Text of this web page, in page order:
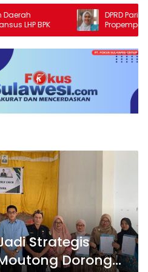
BPK
DPRD Parigi
Propemperda
Prioritas
Strategis
Dorong